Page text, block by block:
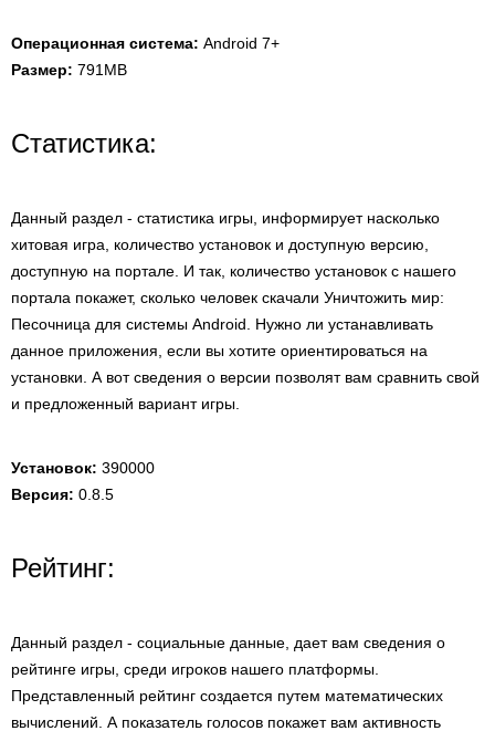
Операционная система: Android 7+
Размер: 791MB
Статистика:
Данный раздел - статистика игры, информирует насколько
хитовая игра, количество установок и доступную версию,
доступную на портале. И так, количество установок с нашего
портала покажет, сколько человек скачали Уничтожить мир:
Песочница для системы Android. Нужно ли устанавливать
данное приложения, если вы хотите ориентироваться на
установки. А вот сведения о версии позволят вам сравнить свой
и предложенный вариант игры.
Установок: 390000
Версия: 0.8.5
Рейтинг:
Данный раздел - социальные данные, дает вам сведения о
рейтинге игры, среди игроков нашего платформы.
Представленный рейтинг создается путем математических
вычислений. А показатель голосов покажет вам активность